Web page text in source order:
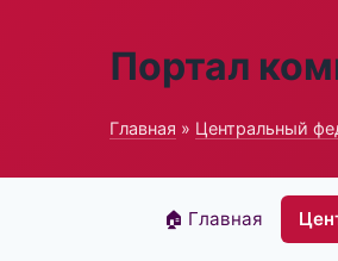
Портал
Главная » Центральный
🏠 Главная